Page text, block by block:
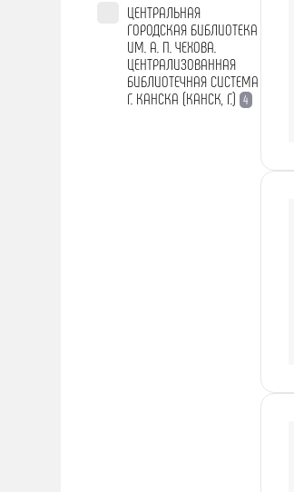
ЦЕНТРАЛЬНАЯ
ГОРОДСКАЯ БИБЛИОТЕКА
ИМ. А. П. ЧЕХОВА.
ЦЕНТРАЛИЗОВАННАЯ
БИБЛИОТЕЧНАЯ СИСТЕМА
Г. КАНСКА (КАНСК, Г.) 4